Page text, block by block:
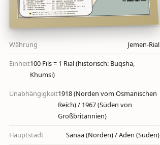
Währung Jemen-Rial
Einheit100 Fils = 1 Rial (historisch: Buqsha,
Khumsi)
Unabhängigkeit1918 (Norden vom Osmanischen
Reich) / 1967 (Süden von
Großbritannien)
Hauptstadt Sanaa (Norden) / Aden (Süden)